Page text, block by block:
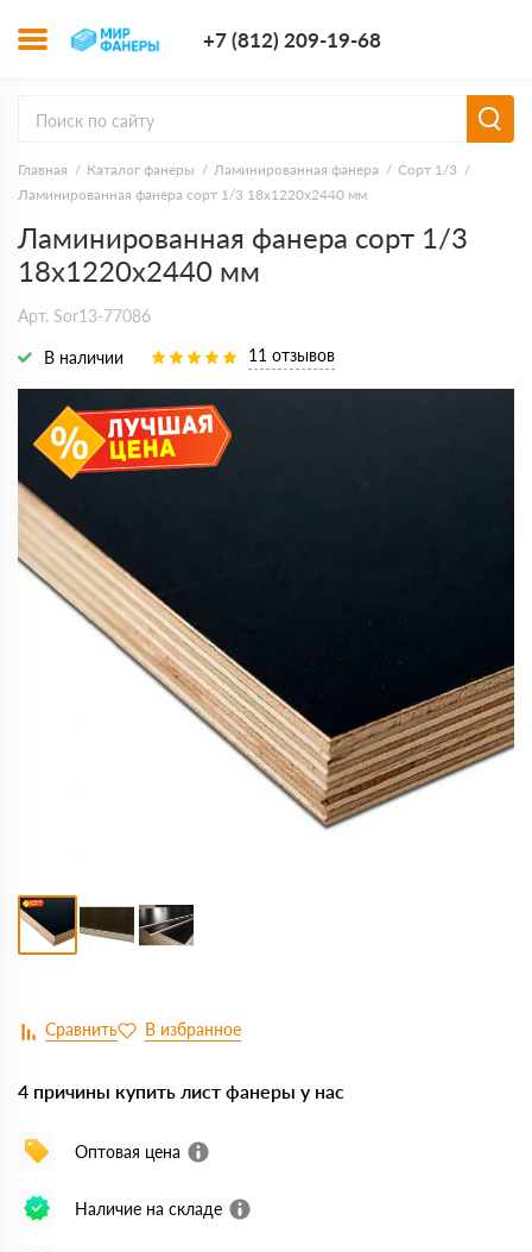
+7 (812) 209-19-68
Главная Каталог фанеры Ламинированная фанера
Сорт 1/3
Ламинированная фанера сорт 1/3 18х1220х2440 мм
Ламинированная фанера сорт 1/3
18х1220х2440 мм
Арт. Sor13-77086
В наличии 11 отзывов
4 причины купить лист фанеры у нас
Оптовая цена
Наличие на складе